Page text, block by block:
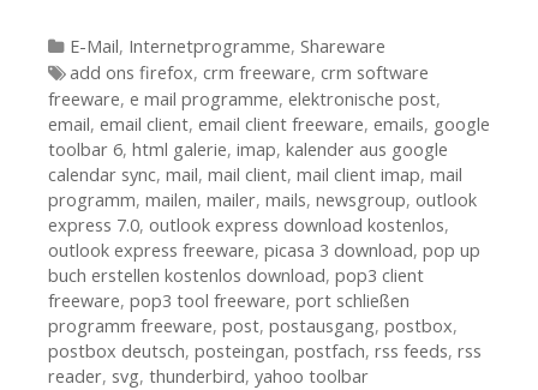
Kategorien
E-Mail, Internetprogramme, Shareware
Tags
add ons firefox, crm freeware, crm software
freeware, e mail programme, elektronische post,
email, email client, email client freeware, emails, google
toolbar 6, html galerie, imap, kalender aus google
calendar sync, mail, mail client, mail client imap, mail
programm, mailen, mailer, mails, newsgroup, outlook
express 7.0, outlook express download kostenlos,
outlook express freeware, picasa 3 download, pop up
buch erstellen kostenlos download, pop3 client
freeware, pop3 tool freeware, port schließen
programm freeware, post, postausgang, postbox,
postbox deutsch, posteingan, postfach, rss feeds, rss
reader, svg, thunderbird, yahoo toolbar